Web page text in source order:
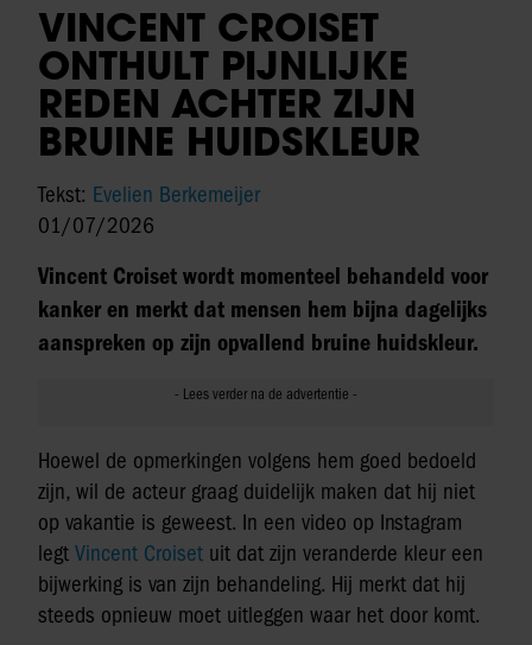
VINCENT CROISET
ONTHULT PIJNLIJKE
REDEN ACHTER ZIJN
BRUINE HUIDSKLEUR
Tekst: Evelien Berkemeijer
01/07/2026
Vincent Croiset wordt momenteel behandeld voor
kanker en merkt dat mensen hem bijna dagelijks
aanspreken op zijn opvallend bruine huidskleur.
Hoewel de opmerkingen volgens hem goed bedoeld
zijn, wil de acteur graag duidelijk maken dat hij niet
op vakantie is geweest. In een video op Instagram
legt Vincent Croiset uit dat zijn veranderde kleur een
bijwerking is van zijn behandeling. Hij merkt dat hij
steeds opnieuw moet uitleggen waar het door komt.